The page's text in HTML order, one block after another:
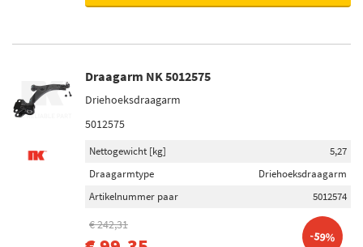
Draagarm NK 5012575
Driehoeksdraagarm
5012575
Nettogewicht [kg]
5,27
Draagarmtype
Driehoeksdraagarm
Artikelnummer paar
5012574
€ 242,31
-59%